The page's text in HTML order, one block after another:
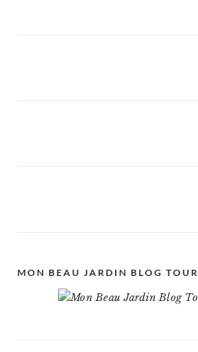
MON BEAU JARDIN BLOG TOUR